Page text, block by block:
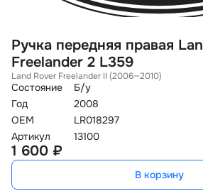
Ручка передняя правая
Freelander 2 L359
Land Rover Freelander II (2006—2010)
Состояние
Б/у
Год
2008
OEM
LR018297
Артикул
13100
1 600 ₽
В корзину